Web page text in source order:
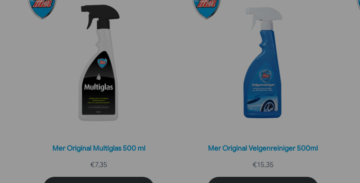
Mer Original Multiglas 500 ml
€7,35
Mer Original Velgenreiniger 500ml
€15,35